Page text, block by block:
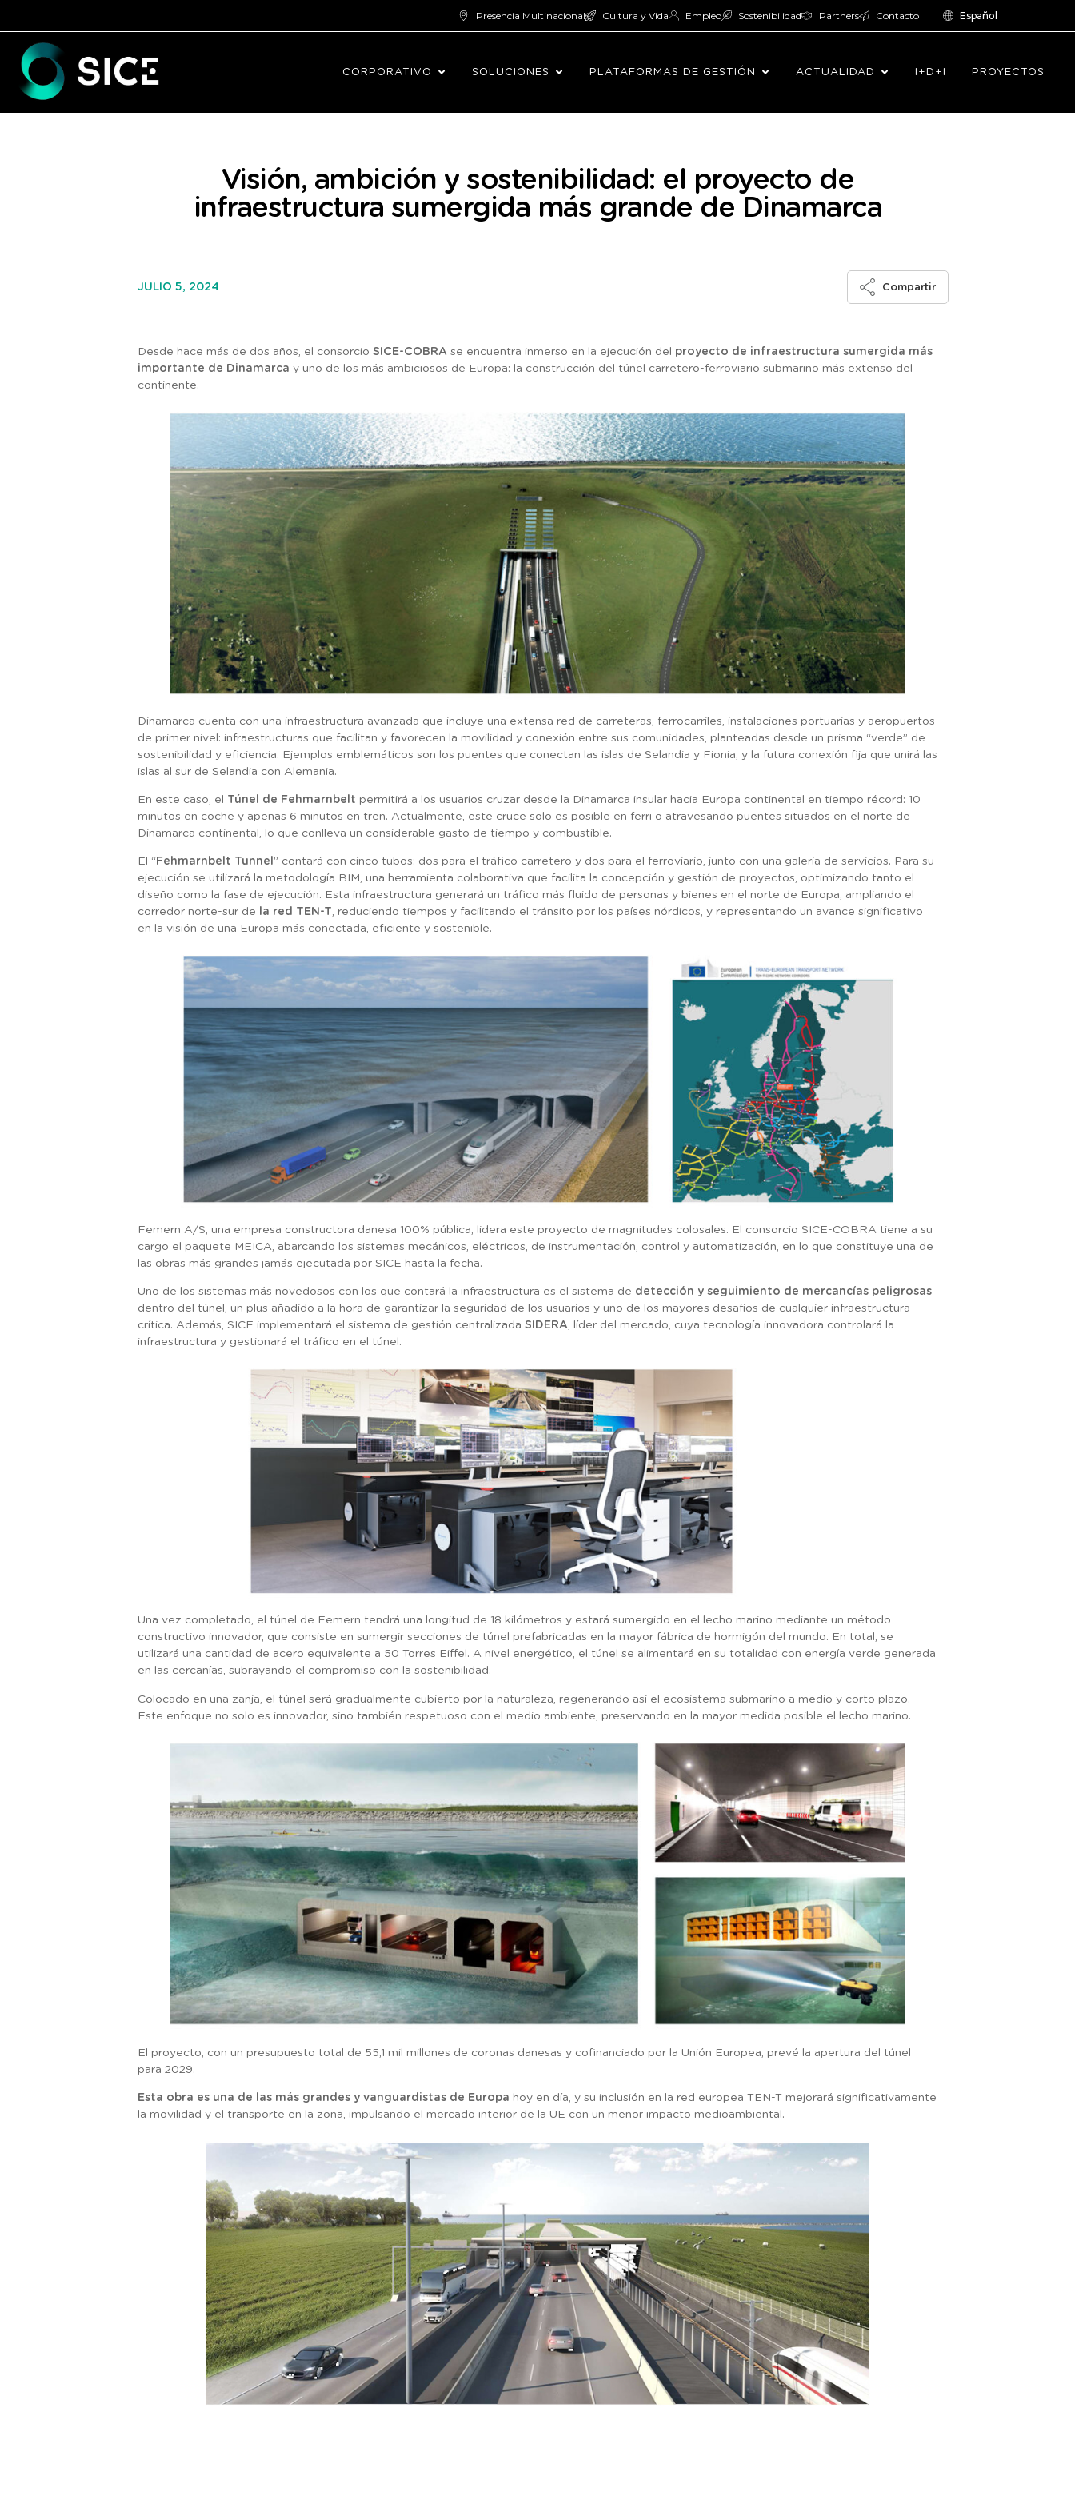
Presencia Multinacional Cultura y Vida Empleo Sostenibilidad Partners Contacto Español
CORPORATIVO SOLUCIONES PLATAFORMAS DE GESTIÓN ACTUALIDAD I+D+I PROYECTOS
Visión, ambición y sostenibilidad: el proyecto de
infraestructura sumergida más grande de Dinamarca
JULIO 5, 2024 Compartir
Desde hace más de dos años, el consorcio SICE-COBRA se encuentra inmerso en la ejecución del proyecto de infraestructura sumergida más
importante de Dinamarca y uno de los más ambiciosos de Europa: la construcción del túnel carretero-ferroviario submarino más extenso del
continente.
Dinamarca cuenta con una infraestructura avanzada que incluye una extensa red de carreteras, ferrocarriles, instalaciones portuarias y aeropuertos
de primer nivel: infraestructuras que facilitan y favorecen la movilidad y conexión entre sus comunidades, planteadas desde un prisma “verde” de
sostenibilidad y eficiencia. Ejemplos emblemáticos son los puentes que conectan las islas de Selandia y Fionia, y la futura conexión fija que unirá las
islas al sur de Selandia con Alemania.
En este caso, el Túnel de Fehmarnbelt permitirá a los usuarios cruzar desde la Dinamarca insular hacia Europa continental en tiempo récord: 10
minutos en coche y apenas 6 minutos en tren. Actualmente, este cruce solo es posible en ferri o atravesando puentes situados en el norte de
Dinamarca continental, lo que conlleva un considerable gasto de tiempo y combustible.
El “Fehmarnbelt Tunnel” contará con cinco tubos: dos para el tráfico carretero y dos para el ferroviario, junto con una galería de servicios. Para su
ejecución se utilizará la metodología BIM, una herramienta colaborativa que facilita la concepción y gestión de proyectos, optimizando tanto el
diseño como la fase de ejecución. Esta infraestructura generará un tráfico más fluido de personas y bienes en el norte de Europa, ampliando el
corredor norte-sur de la red TEN-T, reduciendo tiempos y facilitando el tránsito por los países nórdicos, y representando un avance significativo
en la visión de una Europa más conectada, eficiente y sostenible.
Femern A/S, una empresa constructora danesa 100% pública, lidera este proyecto de magnitudes colosales. El consorcio SICE-COBRA tiene a su
cargo el paquete MEICA, abarcando los sistemas mecánicos, eléctricos, de instrumentación, control y automatización, en lo que constituye una de
las obras más grandes jamás ejecutada por SICE hasta la fecha.
Uno de los sistemas más novedosos con los que contará la infraestructura es el sistema de detección y seguimiento de mercancías peligrosas
dentro del túnel, un plus añadido a la hora de garantizar la seguridad de los usuarios y uno de los mayores desafíos de cualquier infraestructura
crítica. Además, SICE implementará el sistema de gestión centralizada SIDERA, líder del mercado, cuya tecnología innovadora controlará la
infraestructura y gestionará el tráfico en el túnel.
Una vez completado, el túnel de Femern tendrá una longitud de 18 kilómetros y estará sumergido en el lecho marino mediante un método
constructivo innovador, que consiste en sumergir secciones de túnel prefabricadas en la mayor fábrica de hormigón del mundo. En total, se
utilizará una cantidad de acero equivalente a 50 Torres Eiffel. A nivel energético, el túnel se alimentará en su totalidad con energía verde generada
en las cercanías, subrayando el compromiso con la sostenibilidad.
Colocado en una zanja, el túnel será gradualmente cubierto por la naturaleza, regenerando así el ecosistema submarino a medio y corto plazo.
Este enfoque no solo es innovador, sino también respetuoso con el medio ambiente, preservando en la mayor medida posible el lecho marino.
El proyecto, con un presupuesto total de 55,1 mil millones de coronas danesas y cofinanciado por la Unión Europea, prevé la apertura del túnel
para 2029.
Esta obra es una de las más grandes y vanguardistas de Europa hoy en día, y su inclusión en la red europea TEN-T mejorará significativamente
la movilidad y el transporte en la zona, impulsando el mercado interior de la UE con un menor impacto medioambiental.